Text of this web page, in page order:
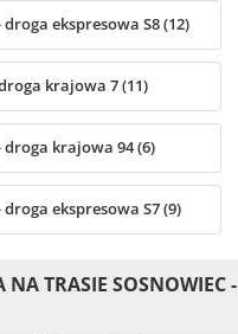
ekspresowa S8 (12)
krajowa 7 (11)
krajowa 94 (6)
ekspresowa S7 (9)
NA TRASIE SOSNOWIEC -